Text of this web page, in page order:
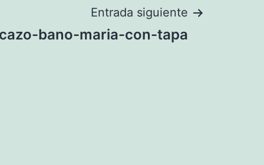
Entrada siguiente
bano-maria-con-tapa